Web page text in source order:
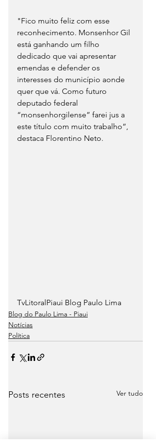
"Fico muito feliz com esse
reconhecimento. Monsenhor Gil
está ganhando um filho
dedicado que vai apresentar
emendas e defender os
interesses do município aonde
quer que vá. Como futuro
deputado federal
“monsenhorgilense” farei jus a
este título com muito trabalho”,
destaca Florentino Neto.
TvLitoralPiaui Blog Paulo Lima
Blog do Paulo Lima - Piaui
Notícias
Política
Posts recentes Ver tudo